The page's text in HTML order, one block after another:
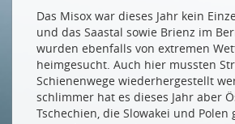
Drucken
Impressum
Das Misox war dieses Jahr kein
und das Saastal sowie Brienz im
wurden ebenfalls von extremen
heimgesucht. Auch hier mussten
Schienenwege wiederhergestellt
schlimmer hat es dieses Jahr aber
Tschechien, die Slowakei und Polen